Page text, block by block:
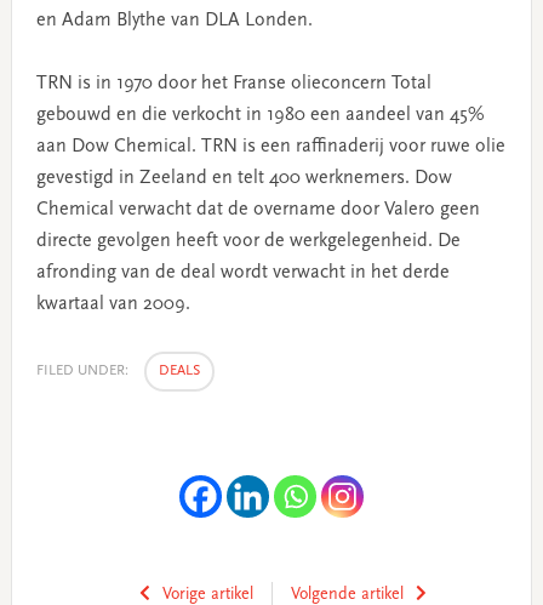
en Adam Blythe van DLA Londen.
TRN is in 1970 door het Franse olieconcern Total
gebouwd en die verkocht in 1980 een aandeel van 45%
aan Dow Chemical. TRN is een raffinaderij voor ruwe olie
gevestigd in Zeeland en telt 400 werknemers. Dow
Chemical verwacht dat de overname door Valero geen
directe gevolgen heeft voor de werkgelegenheid. De
afronding van de deal wordt verwacht in het derde
kwartaal van 2009.
FILED UNDER: DEALS
Vorige artikel
Volgende artikel